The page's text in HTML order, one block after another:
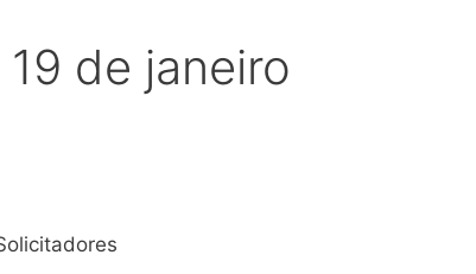
de janeiro